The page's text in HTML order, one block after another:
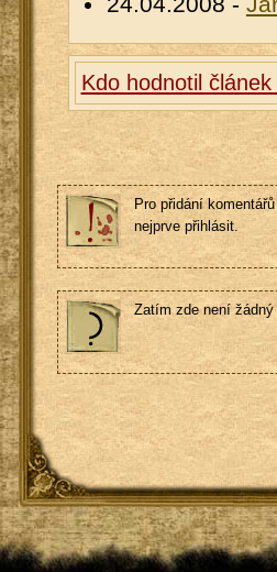
Kdo hodnotil
Pro přidání
nejprve přihlásit.
Zatím zde není žádný